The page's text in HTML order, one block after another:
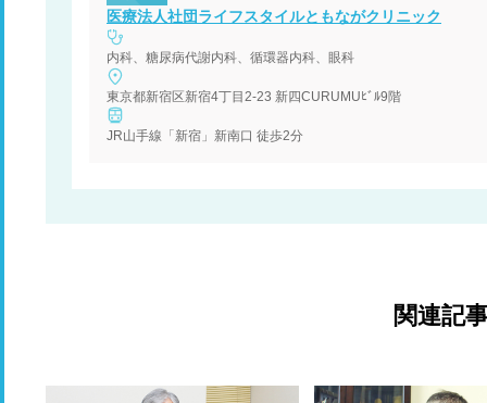
医療法人社団ライフスタイルともながクリニック
内科、糖尿病代謝内科、循環器内科、眼科
東京都新宿区新宿4丁目2-23 新四CURUMUﾋﾞﾙ9階
JR山手線「新宿」新南口 徒歩2分
関連記